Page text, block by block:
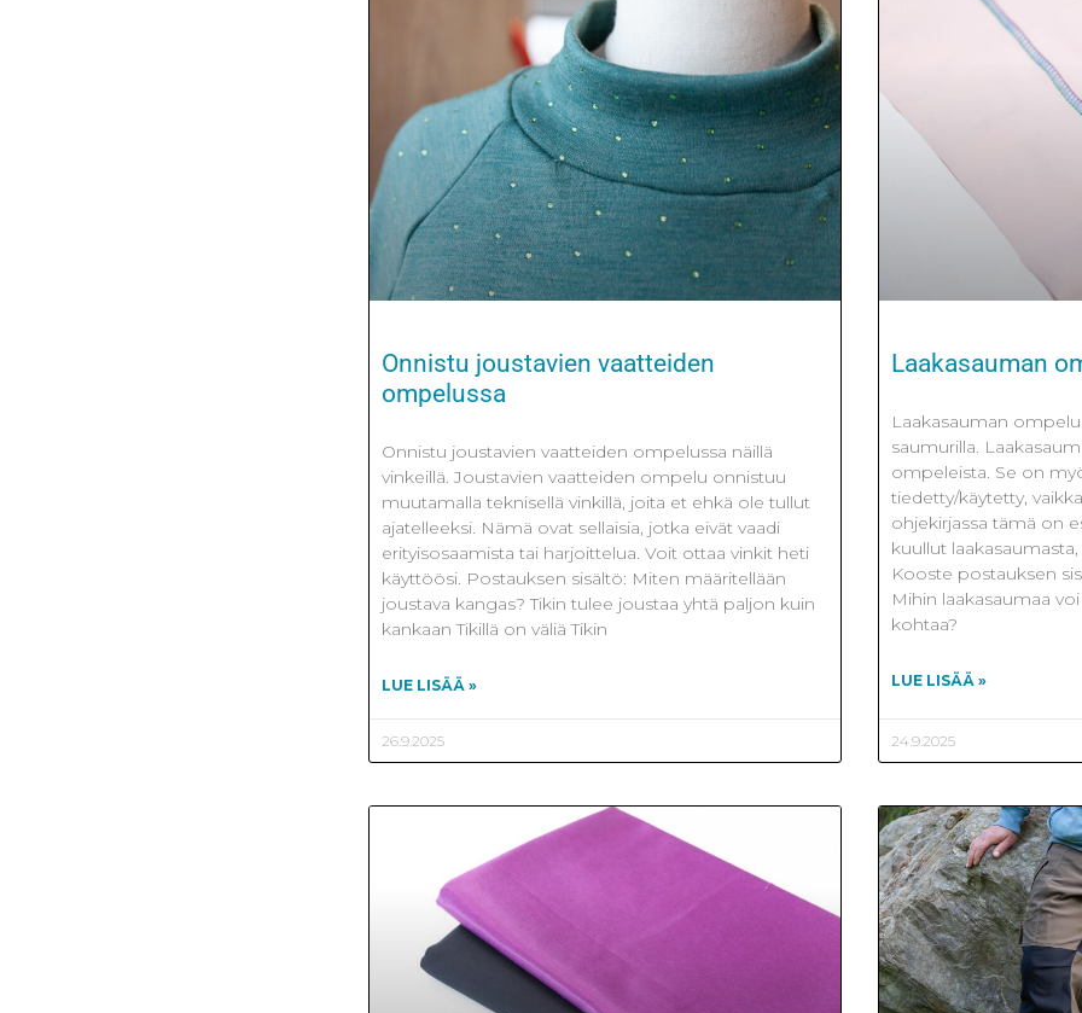
Onnistu joustavien vaatteiden
ompelussa
Onnistu joustavien vaatteiden ompelussa näillä
vinkeillä. Joustavien vaatteiden ompelu onnistuu
muutamalla teknisellä vinkillä, joita et ehkä ole tullut
ajatelleeksi. Nämä ovat sellaisia, jotka eivät vaadi
erityisosaamista tai harjoittelua. Voit ottaa vinkit heti
käyttöösi. Postauksen sisältö: Miten määritellään
joustava kangas? Tikin tulee joustaa yhtä paljon kuin
kankaan Tikillä on väliä Tikin
LUE LISÄÄ »
26.9.2025
Laakasauman
Laakasauman
saumurilla.
ompeleista. Se on
tiedetty/käytetty,
ohjekirjassa tämä on
kuullut
Kooste postauksen
Mihin laakasaumaa
kohtaa?
LUE LISÄÄ »
24.9.2025